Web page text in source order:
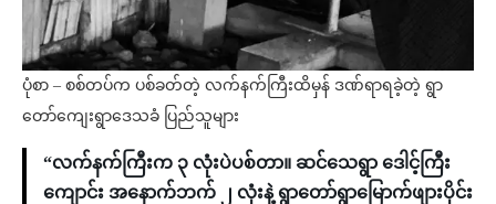
ပုံစာ – စစ်တပ်က ပစ်ခတ်တဲ့ လက်နက်ကြီးထိမှန် ဒဏ်ရာရခဲ့တဲ့ ရွာ
တော်ကျေးရွာဒေသခံ ပြည်သူများ
“လက်နက်ကြီးက ၃ လုံးပဲပစ်တာ။ ဆင်သေရွာ ဒေါင့်ကြီး
ကျောင်း အနောက်ဘက် ၂ လုံးနဲ့ ရွာတော်ရွာမြောက်ဖျားပိုင်း